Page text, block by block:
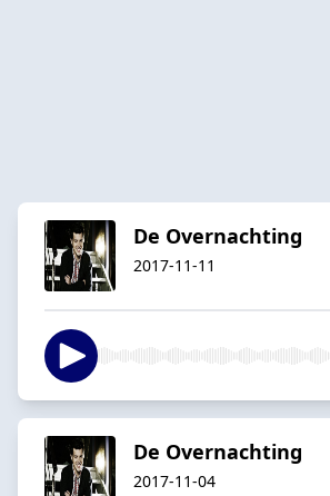
De Overnachting
2017-11-11
De Overnachting
2017-11-04